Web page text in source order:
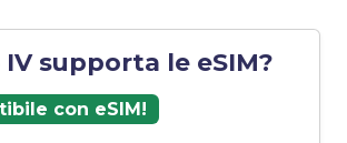
IV supporta le eSIM?
con eSIM!